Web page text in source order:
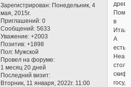
Зарегистрирован: Понедельник, 4
мая, 2015г.
Приглашений: 0
Сообщений: 5633
Уважение: +2003
Позитив: +1898
Пол: Мужской
Провел на форуме:
1 месяц 20 дней
Последний визит:
Вторник, 11 января, 2022г. 11:00
в
А
есть